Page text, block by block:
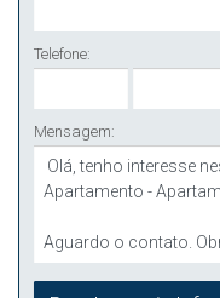
Telefone:
Mensagem: